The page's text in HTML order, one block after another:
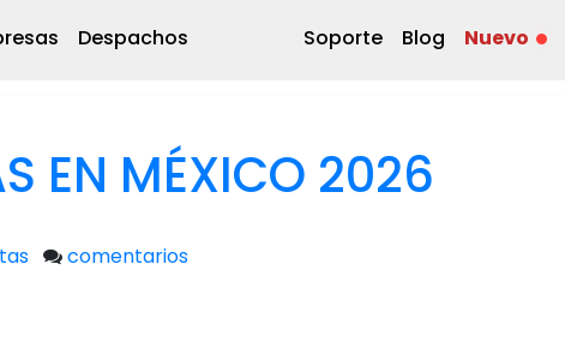
Despachos Soporte Blog Nuevo
EN MÉXICO 2026
comentarios